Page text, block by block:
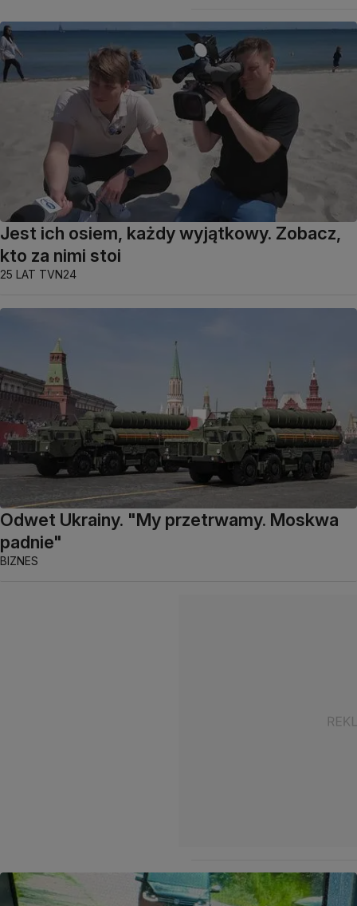
Jest ich osiem, każdy wyjątkowy. Zobacz,
kto za nimi stoi
25 LAT TVN24
Odwet Ukrainy. "My przetrwamy. Moskwa
padnie"
BIZNES